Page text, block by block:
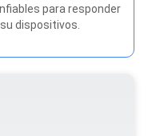
para responder
dispositivos.